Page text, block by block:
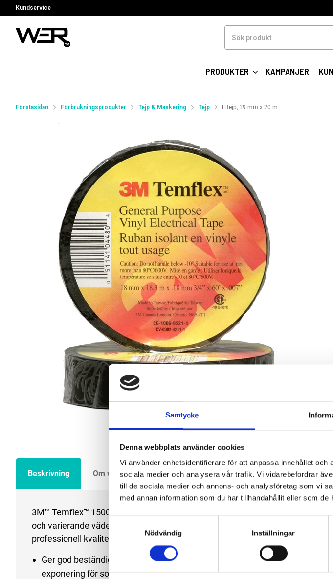
Samtycke
Denna webbplats använder cookies
Vi använder enhetsidentifierare för att anpassa innehållet
sociala medier och analysera vår trafik. Vi vidarebefordrar
till de sociala medier och annons- och analysföretag som vi
med annan information som du har tillhandahållit eller som
Nödvändig
Inställningar
Kundservice
produkt
PRODUKTER KAMPANJER
Förstasidan Förbrukningsprodukter Tejp & Maskering Tejp Eltejp, 19 mm x 20 m
Beskrivning Om varumärket Filer
3M™ Temflex™ 1500 Eltejp är 0,15 mm tjock och ger god beständighet mot
och varierande väderförhållanden – inklusive exponering för solljus. Denna
professionell kvalitet är lämplig för inomhus- eller utomhusbruk.
Ger god beständighet mot nötning, alkalier, syror och varierande
exponering för solljus